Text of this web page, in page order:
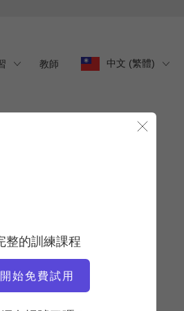
教師 中文 (繁體)
整的訓練課程
開始免費試用
Gloria Gasperi
運動速度